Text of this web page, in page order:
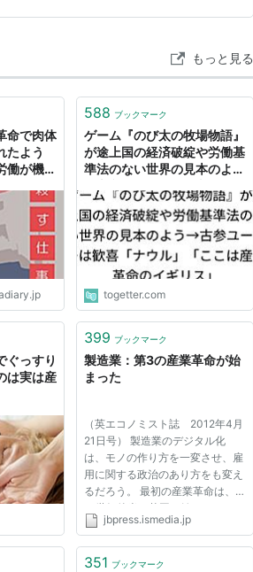
もっと見る
命で肉体
たよう
働が機械
588 ブックマーク
ゲーム『のび太の牧場物語』
が途上国の経済破綻や労働基
準法のない世界の見本のよう
ル」「ここは産業革命のイギ
リス」
togetter.com
ぐっすり
は実は産
399 ブックマーク
製造業：第3の産業革命が始
まった
（英エコノミスト誌 2012年4月
21日号） 製造業のデジタル化
は、モノの作り方を一変させ、雇
用に関する政治のあり方をも変え
るだろう。 最初の産業革命は、
18世紀後半に英国で始まった。き
っかけは繊維工業の機械化だ。そ
面倒な手作業により行われていた
jbpress.ismedia.jp
351 ブックマーク